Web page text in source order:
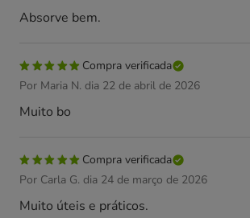
Absorve bem.
Compra verificada
Por Maria N. dia 22 de abril de 2026
Muito bo
Compra verificada
Por Carla G. dia 24 de março de 2026
Muito úteis e práticos.